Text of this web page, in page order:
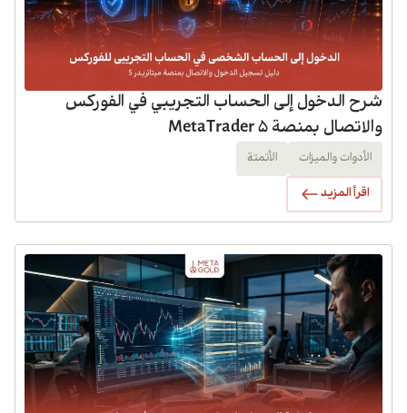
شرح الدخول إلى الحساب التجريبي في الفوركس
والاتصال بمنصة MetaTrader 5
الأدوات والميزات الأتمتة
اقرأ المزيد